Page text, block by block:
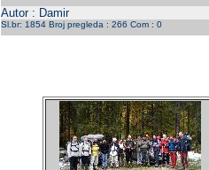
Autor : Damir
Sl.br: 1854 Broj pregleda : 266 Com : 0